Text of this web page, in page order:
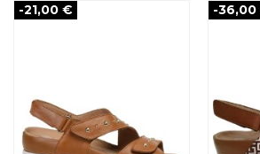
-21,00 € -36,00